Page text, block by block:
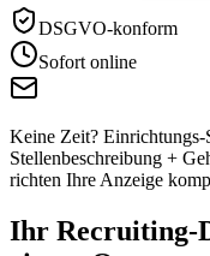
DSGVO-konform
Sofort online
Keine Zeit?
Stellenbeschreibung +
richten Ihre Anzeige
Ihr Recruiting-